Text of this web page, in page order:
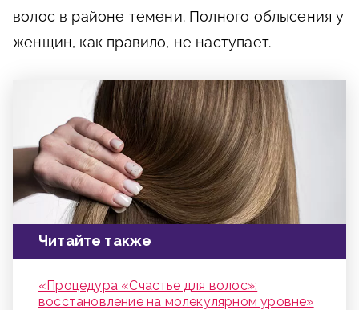
волос в районе темени. Полного облысения у
женщин, как правило, не наступает.
Читайте также
«Процедура «Счастье для волос»:
восстановление на молекулярном уровне»